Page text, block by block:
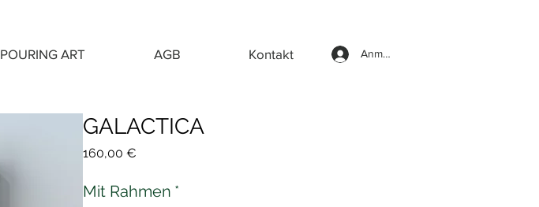
POURING ART AGB Kontakt Anmelden
GALACTICA
160,00 €
Mit Rahmen *